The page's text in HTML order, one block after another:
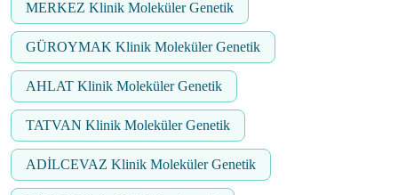
MERKEZ Klinik Moleküler Genetik
GÜROYMAK Klinik Moleküler Genetik
AHLAT Klinik Moleküler Genetik
TATVAN Klinik Moleküler Genetik
ADİLCEVAZ Klinik Moleküler Genetik